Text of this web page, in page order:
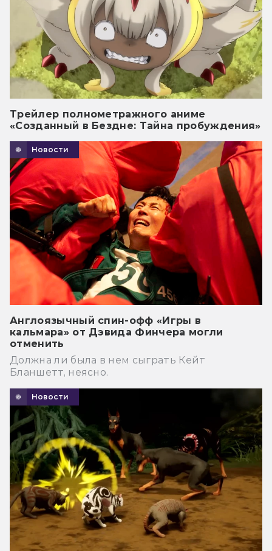
Трейлер полнометражного аниме
«Созданный в Бездне: Тайна пробуждения»
Новости
Англоязычный спин-офф «Игры в
кальмара» от Дэвида Финчера могли
отменить
Должна ли была в нем сыграть Кейт
Бланшетт, неясно.
Новости